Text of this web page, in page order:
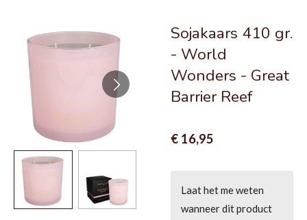
Sojakaars 410 gr.
- World
Wonders - Great
Barrier Reef
€ 16,95
Laat het me weten
wanneer dit product